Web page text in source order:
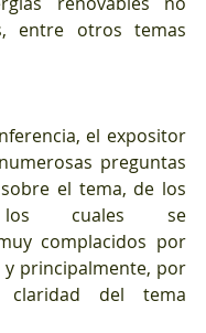
entre otros temas
el expositor
preguntas
el tema, de los
los cuales se
complacidos por
y principalmente, por
del tema